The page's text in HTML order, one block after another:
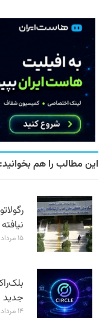
این مطالب را هم بخوانید:
۱۵ مرداد ۱۴۰۵
جدید
۱۴ مرداد ۱۴۰۵